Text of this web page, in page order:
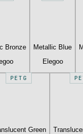
Bronze
Metallic Blue
Elegoo
PETG
Green